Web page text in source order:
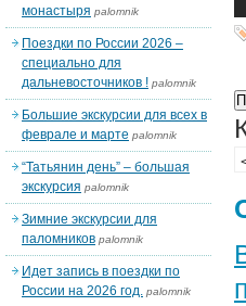
монастыря palomnik
Поездки по России 2026 –
специально для
дальневосточников ! palomnik
Большие экскурсии для всех в
феврале и марте palomnik
“Татьянин день” – большая
экскурсия palomnik
Зимние экскурсии для
паломников palomnik
Идет запись в поездки по
России на 2026 год. palomnik